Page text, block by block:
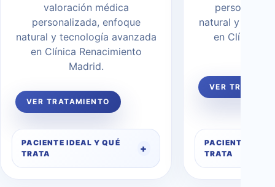
valoración médica
personalizada, enfoque
natural y tecnología avanzada
en Clínica Renacimiento
Madrid.
VER TRATAMIENTO
PACIENTE IDEAL Y QUÉ
TRATA
natural y
en Clínica
VER
PACIENTE
TRATA